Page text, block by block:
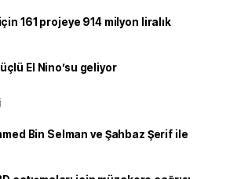
161 projeye 914 milyon liralık
El Nino’su geliyor
Bin Selman ve Şahbaz Şerif ile